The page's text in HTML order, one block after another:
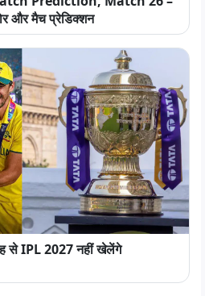
और मैच प्रेडिक्शन
से IPL 2027 नहीं खेलेंगे